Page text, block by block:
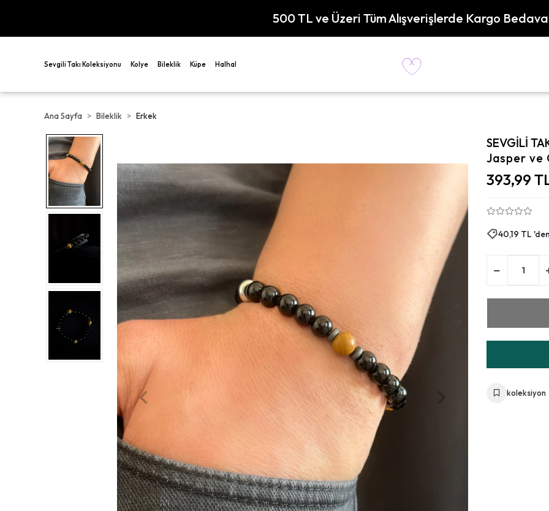
500 TL ve Üzeri Tüm Alışverişlerde Kargo
Sevgili Takı Koleksiyonu Kolye Bileklik Küpe Halhal
Ana Sayfa Bileklik Erkek
SEVGİLİ
Jasper ve
393,99
40,19 TL
koleksiyon